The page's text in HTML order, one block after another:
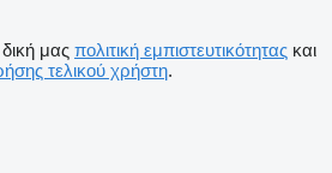
μας πολιτική εμπιστευτικότητας και
τελικού χρήστη.